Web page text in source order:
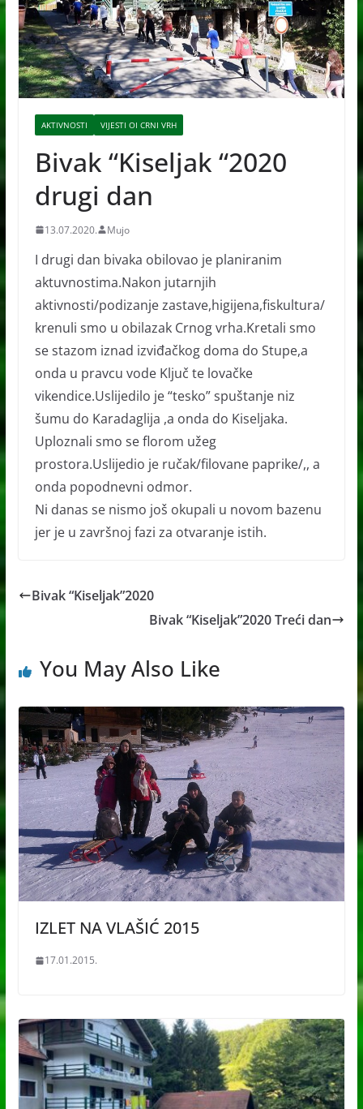
AKTIVNOSTI VIJESTI OI CRNI VRH
Bivak “Kiseljak “2020
drugi dan
13.07.2020. Mujo
I drugi dan bivaka obilovao je planiranim
aktuvnostima.Nakon jutarnjih
aktivnosti/podizanje zastave,higijena,fiskultura/
krenuli smo u obilazak Crnog vrha.Kretali smo
se stazom iznad izviđačkog doma do Stupe,a
onda u pravcu vode Ključ te lovačke
vikendice.Uslijedilo je “tesko” spuštanje niz
šumu do Karadaglija ,a onda do Kiseljaka.
Uploznali smo se florom užeg
prostora.Uslijedio je ručak/filovane paprike/,, a
onda popodnevni odmor.
Ni danas se nismo još okupali u novom bazenu
jer je u završnoj fazi za otvaranje istih.
Bivak “Kiseljak”2020
Bivak “Kiseljak”2020 Treći dan
You May Also Like
IZLET NA VLAŠIĆ 2015
17.01.2015.